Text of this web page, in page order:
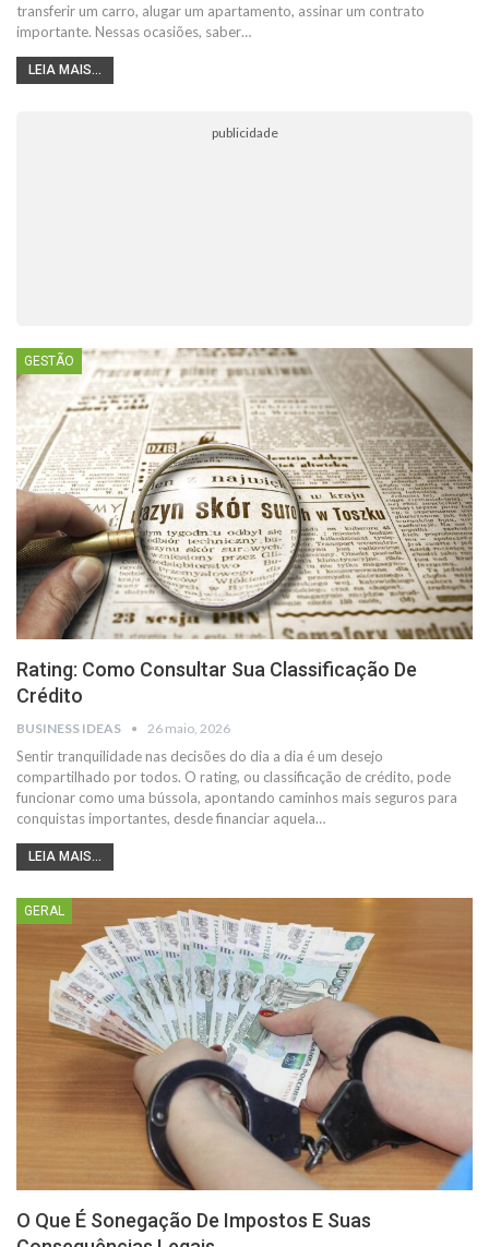
transferir um carro, alugar um apartamento, assinar um contrato
importante. Nessas ocasiões, saber…
LEIA MAIS...
publicidade
GESTÃO
Rating: Como Consultar Sua Classificação De
Crédito
BUSINESS IDEAS 26 maio, 2026
Sentir tranquilidade nas decisões do dia a dia é um desejo
compartilhado por todos. O rating, ou classificação de crédito, pode
funcionar como uma bússola, apontando caminhos mais seguros para
conquistas importantes, desde financiar aquela…
LEIA MAIS...
GERAL
O Que É Sonegação De Impostos E Suas